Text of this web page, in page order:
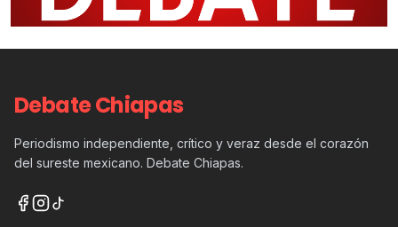
Debate Chiapas
Periodismo independiente, crítico y veraz desde el corazón
del sureste mexicano. Debate Chiapas.